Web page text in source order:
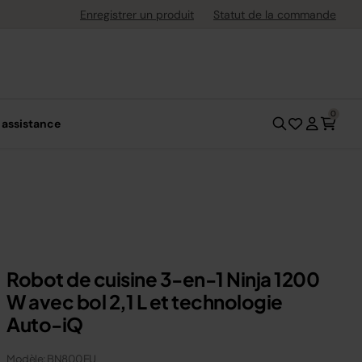
Options de paiement
Enregistrer un produit Statut de la commande
0
Robot de cuisine 3-en-1 Ninja 1200
W avec bol 2,1 L et technologie
Auto-iQ
Modèle: BN800EU